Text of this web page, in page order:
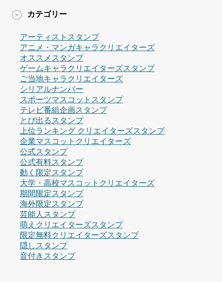
カテゴリー
アーティストスタンプ
アニメ・マンガキャラクリエイターズ
オススメスタンプ
ゲームキャラクリエイターズスタンプ
ご当地キャラクリエイターズ
シリアルナンバー
スポーツマスコットスタンプ
テレビ番組企画スタンプ
とび出るスタンプ
上位ランキング クリエイターズスタンプ
企業マスコットクリエイターズ
公式スタンプ
公式有料スタンプ
動く限定スタンプ
大学・高校マスコットクリエイターズ
期間限定スタンプ
海外限定スタンプ
芸能人スタンプ
萌えクリエイターズスタンプ
限定無料クリエイターズスタンプ
隠しスタンプ
音付きスタンプ